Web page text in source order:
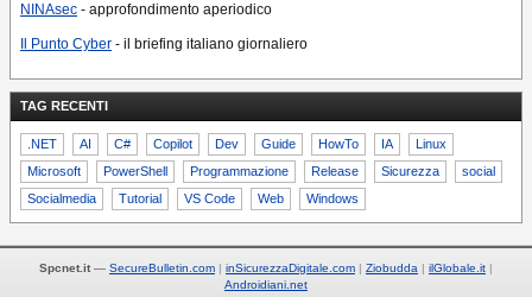
NINAsec - approfondimento aperiodico
Il Punto Cyber - il briefing italiano giornaliero
TAG RECENTI
.NET AI C# Copilot Dev Guide HowTo IA
Linux
Microsoft
PowerShell Programmazione Release Sicurezza
social
Socialmedia
Tutorial VS Code Web Windows
Spcnet.it — SecureBulletin.com inSicurezzaDigitale.com Ziobudda
ilGlobale.it
Androidiani.net